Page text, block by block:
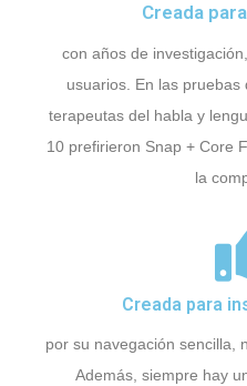
Creada
con años de
usuarios. En las
terapeutas del habla y
10 prefirieron Snap + Core
la
Creada para
por su navegación sencilla,
Además, siempre hay